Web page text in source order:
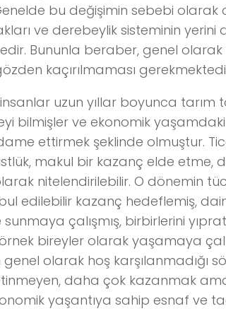
bu değişimin sebebi olarak
ve derebeylik sisteminin yerini
Bununla beraber, genel olarak
kaçırılmaması
uzun yıllar boyunca tarım
bilmişler ve ekonomik
ettirmek şeklinde olmuştur.
makul bir kazanç elde etme,
nitelendirilebilir. O dönemin
edilebilir kazanç hedeflemiş,
çalışmış, birbirlerini
bireyler olarak yaşamaya
genel olarak hoş karşılanmadığı
daha çok kazanmak
yaşantıya sahip esnaf ve